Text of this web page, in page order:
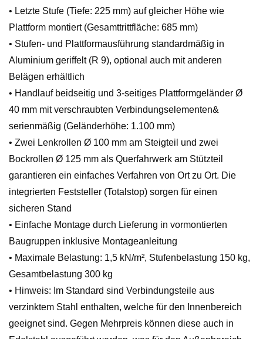
• Letzte Stufe (Tiefe: 225 mm) auf gleicher Höhe wie
Plattform montiert (Gesamttrittfläche: 685 mm)
• Stufen- und Plattformausführung standardmäßig in
Aluminium geriffelt (R 9), optional auch mit anderen
Belägen erhältlich
• Handlauf beidseitig und 3-seitiges Plattformgeländer Ø
40 mm mit verschraubten Verbindungselementen&
serienmäßig (Geländerhöhe: 1.100 mm)
• Zwei Lenkrollen Ø 100 mm am Steigteil und zwei
Bockrollen Ø 125 mm als Querfahrwerk am Stützteil
garantieren ein einfaches Verfahren von Ort zu Ort. Die
integrierten Feststeller (Totalstop) sorgen für einen
sicheren Stand
• Einfache Montage durch Lieferung in vormontierten
Baugruppen inklusive Montageanleitung
• Maximale Belastung: 1,5 kN/m², Stufenbelastung 150 kg,
Gesamtbelastung 300 kg
• Hinweis: Im Standard sind Verbindungsteile aus
verzinktem Stahl enthalten, welche für den Innenbereich
geeignet sind. Gegen Mehrpreis können diese auch in